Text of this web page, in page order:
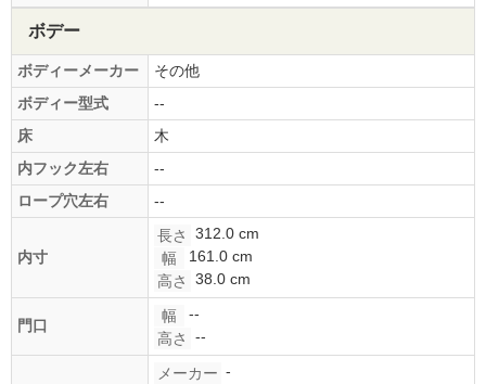
ボデー
ボディーメーカー
その他
ボディー型式
--
床
木
内フック左右
--
ロープ穴左右
--
内寸
長さ
312.0 cm
幅
161.0 cm
高さ
38.0 cm
門口
幅
--
高さ
--
メーカー -